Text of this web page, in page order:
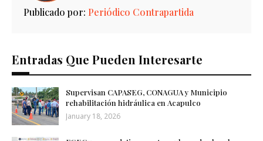
Publicado por: Periódico Contrapartida
Entradas Que Pueden Interesarte
Supervisan CAPASEG, CONAGUA y Municipio
rehabilitación hidráulica en Acapulco
January 18, 2026